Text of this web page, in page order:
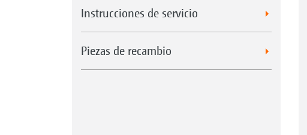
Instrucciones de servicio
Piezas de recambio